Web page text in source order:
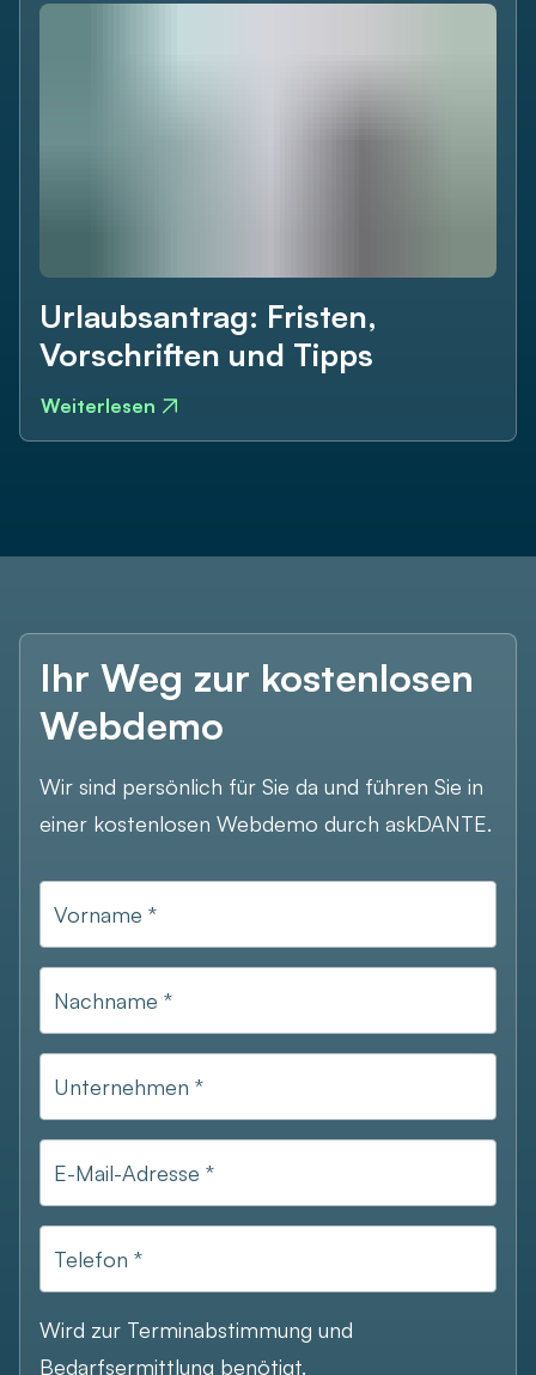
Urlaubsantrag: Fristen,
Vorschriften und Tipps
Weiterlesen
Ihr Weg zur kostenlosen
Webdemo
Wir sind persönlich für Sie da und führen Sie in
einer kostenlosen Webdemo durch askDANTE.
Vorname *
Nachname *
Unternehmen *
E-Mail-Adresse *
Telefon *
Wird zur Terminabstimmung und
Bedarfsermittlung benötigt.